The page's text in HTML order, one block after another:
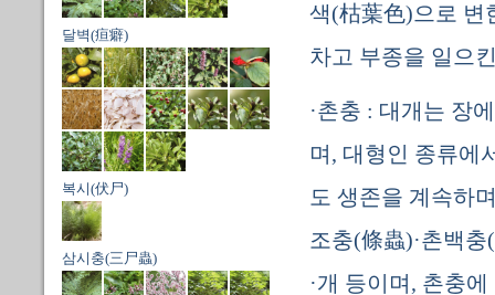
달벽(疸癖)
복시(伏尸)
삼시충(三尸蟲)
색(枯葉色)으로 변
차고 부종을 일으
·촌충 : 대개는 장
며, 대형인 종류에
도 생존을 계속하
조충(條蟲)·촌백
·개 등이며, 촌충